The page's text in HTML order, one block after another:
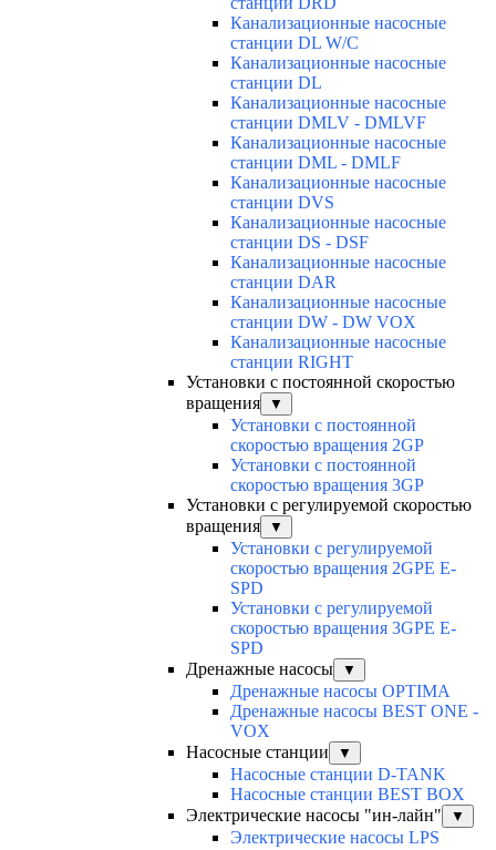
Канализационные насосные
станции DL W/C
Канализационные насосные
станции DL
Канализационные насосные
станции DMLV - DMLVF
Канализационные насосные
станции DML - DMLF
Канализационные насосные
станции DVS
Канализационные насосные
станции DS - DSF
Канализационные насосные
станции DAR
Канализационные насосные
станции DW - DW VOX
Канализационные насосные
станции RIGHT
Установки с постоянной скоростью
вращения
▼
Установки с постоянной
скоростью вращения 2GP
Установки с постоянной
скоростью вращения 3GP
Установки с регулируемой скоростью
вращения
▼
Установки с регулируемой
скоростью вращения 2GPE E-
SPD
Установки с регулируемой
скоростью вращения 3GPE E-
SPD
Дренажные насосы
▼
Дренажные насосы OPTIMA
Дренажные насосы BEST ONE -
VOX
Насосные станции
▼
Насосные станции D-TANK
Насосные станции BEST BOX
Электрические насосы "ин-лайн"
▼
Электрические насосы LPS